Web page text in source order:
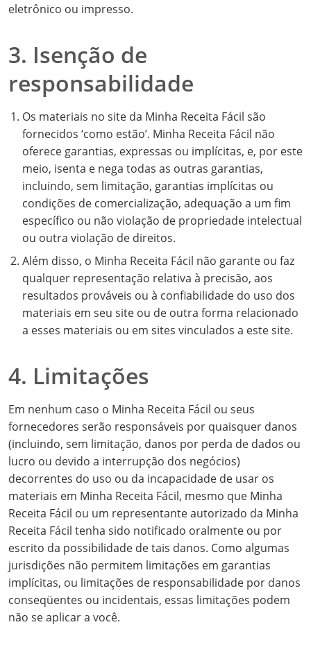
eletrônico ou impresso.
3. Isenção de
responsabilidade
Os materiais no site da Minha Receita Fácil são
fornecidos ‘como estão’. Minha Receita Fácil não
oferece garantias, expressas ou implícitas, e, por este
meio, isenta e nega todas as outras garantias,
incluindo, sem limitação, garantias implícitas ou
condições de comercialização, adequação a um fim
específico ou não violação de propriedade intelectual
ou outra violação de direitos.
Além disso, o Minha Receita Fácil não garante ou faz
qualquer representação relativa à precisão, aos
resultados prováveis ​​ou à confiabilidade do uso dos
materiais em seu site ou de outra forma relacionado
a esses materiais ou em sites vinculados a este site.
4. Limitações
Em nenhum caso o Minha Receita Fácil ou seus
fornecedores serão responsáveis ​​por quaisquer danos
(incluindo, sem limitação, danos por perda de dados ou
lucro ou devido a interrupção dos negócios)
decorrentes do uso ou da incapacidade de usar os
materiais em Minha Receita Fácil, mesmo que Minha
Receita Fácil ou um representante autorizado da Minha
Receita Fácil tenha sido notificado oralmente ou por
escrito da possibilidade de tais danos. Como algumas
jurisdições não permitem limitações em garantias
implícitas, ou limitações de responsabilidade por danos
conseqüentes ou incidentais, essas limitações podem
não se aplicar a você.